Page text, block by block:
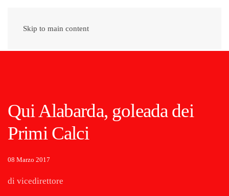
Skip to main content
Qui Alabarda, goleada dei
Primi Calci
08 Marzo 2017
di vicedirettore